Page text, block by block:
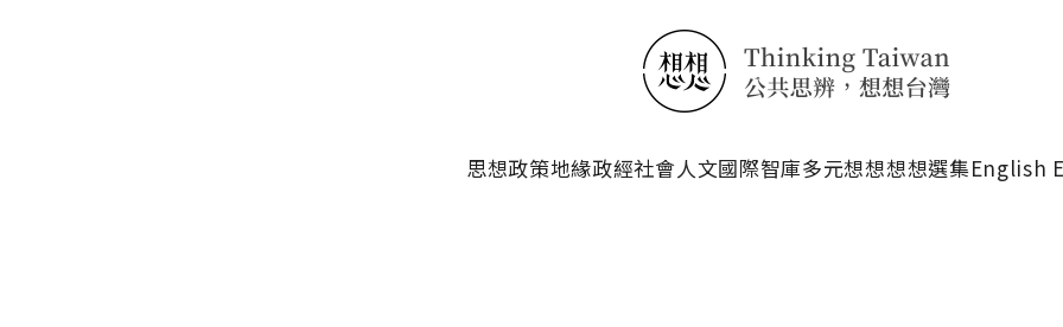
思想政策地緣政經社會人文國際智庫多元想想想想選集English